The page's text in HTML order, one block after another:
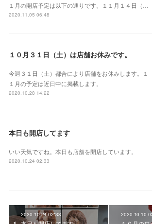
１月の開店予定は以下の通りです。１１月１４日（…
2020.11.05 06:48
１０月３１日（土）は店舗お休みです。
今週３１日（土）都合により店舗をお休みします。１
１月の予定は近日中に掲載します。
2020.10.28 14:22
本日も開店してます
いい天気ですね。本日も店舗を開店しています。
2020.10.24 02:33
2020.10.24 02:33 2020.10.10